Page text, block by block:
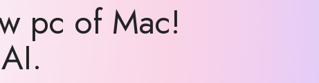
pc of Mac!